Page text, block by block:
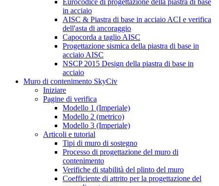
Eurocodice di progettazione della piastra di base
in acciaio
AISC & Piastra di base in acciaio ACI e verifica
dell'asta di ancoraggio
Capocorda a taglio AISC
Progettazione sismica della piastra di base in
acciaio AISC
NSCP 2015 Design della piastra di base in
acciaio
Muro di contenimento SkyCiv
Iniziare
Pagine di verifica
Modello 1 (Imperiale)
Modello 2 (metrico)
Modello 3 (Imperiale)
Articoli e tutorial
Tipi di muro di sostegno
Processo di progettazione del muro di
contenimento
Verifiche di stabilità del plinto del muro
Coefficiente di attrito per la progettazione del